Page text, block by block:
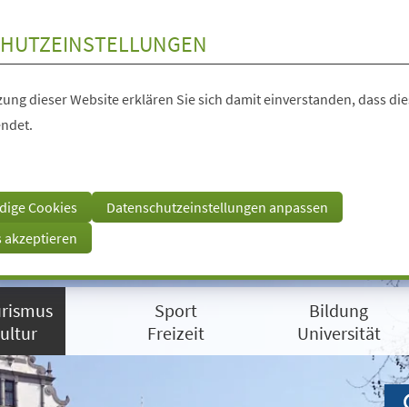
dieser Website erklären Sie sich damit einverstanden, dass
Cookies
Datenschutzeinstellungen anpassen
akzeptieren
Sport
Freizeit
Bildung
Universität